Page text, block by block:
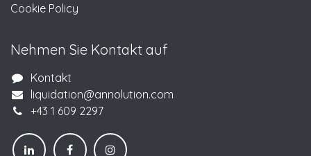
Cookie Policy
Nehmen Sie Kontakt auf
Kontakt
liquidation@annolution.com
+43 1 609 2297